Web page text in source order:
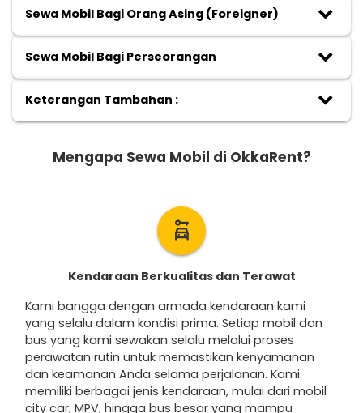
Sewa Mobil Bagi Orang Asing (Foreigner) keyboard_arrow_down
Sewa Mobil Bagi Perseorangan keyboard_arrow_down
Keterangan Tambahan : keyboard_arrow_down
Mengapa Sewa Mobil di OkkaRent?
car_rental
Kendaraan Berkualitas dan Terawat
Kami bangga dengan armada kendaraan kami
yang selalu dalam kondisi prima. Setiap mobil dan
bus yang kami sewakan selalu melalui proses
perawatan rutin untuk memastikan kenyamanan
dan keamanan Anda selama perjalanan. Kami
memiliki berbagai jenis kendaraan, mulai dari mobil
city car, MPV, hingga bus besar yang mampu